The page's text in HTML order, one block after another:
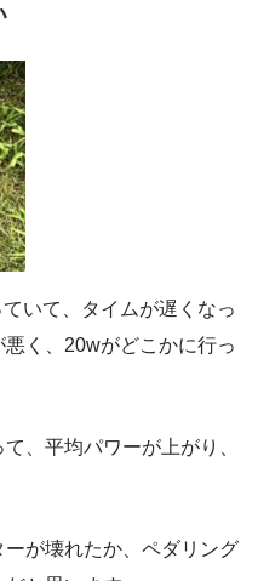
いて、タイムが遅くなっ
く、20wがどこかに行っ
、平均パワーが上がり、
が壊れたか、ペダリング